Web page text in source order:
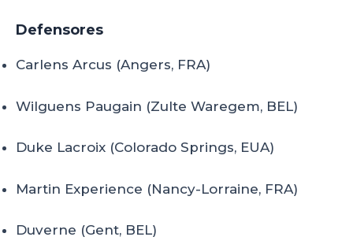
Defensores
Carlens Arcus (Angers, FRA)
Wilguens Paugain (Zulte Waregem, BEL)
Duke Lacroix (Colorado Springs, EUA)
Martin Experience (Nancy-Lorraine, FRA)
Duverne (Gent, BEL)